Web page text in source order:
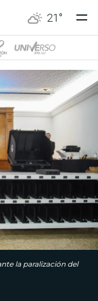
21 °
la paralización del